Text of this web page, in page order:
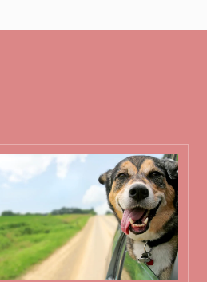
日時計 水時計 特集